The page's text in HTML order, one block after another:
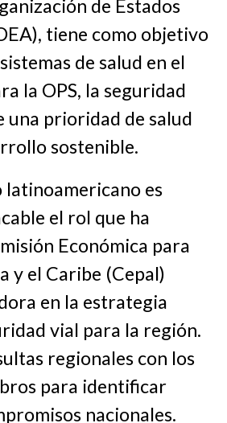
de Estados
tiene como objetivo
de salud en el
la OPS, la seguridad
una prioridad de salud
sostenible.
latinoamericano es
el rol que ha
Económica para
y el Caribe (Cepal)
en la estrategia
vial para la región.
regionales con los
para identificar
nacionales.